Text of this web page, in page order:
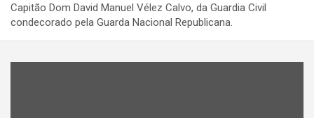
Capitão Dom David Manuel Vélez Calvo, da Guardia Civil
condecorado pela Guarda Nacional Republicana.